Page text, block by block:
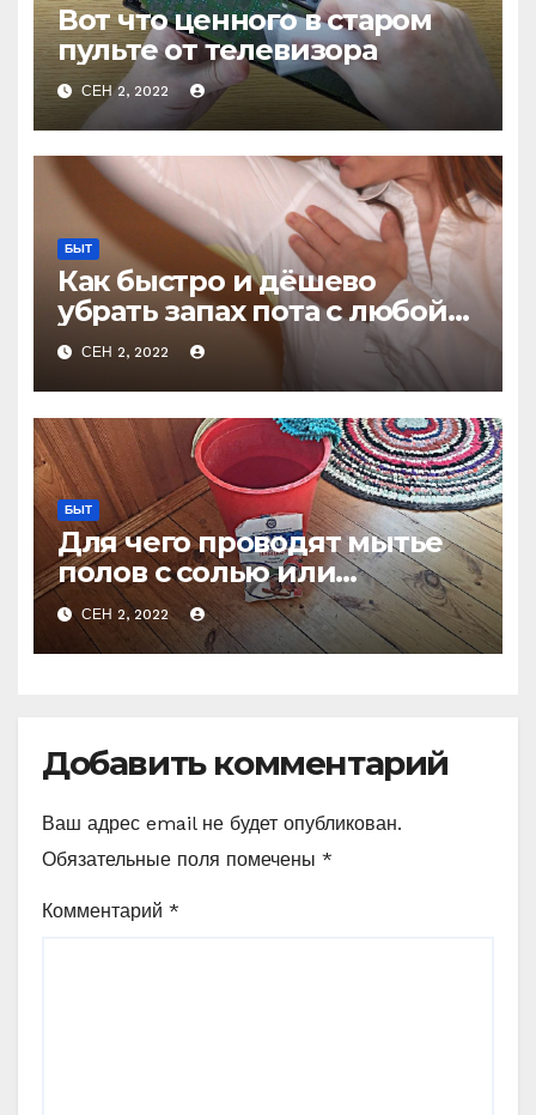
Вот что ценного в старом
пульте от телевизора
СЕН 2, 2022
БЫТ
Как быстро и дёшево
убрать запах пота с любой
одежды не стирая
СЕН 2, 2022
БЫТ
Для чего проводят мытье
полов с солью или
очевидное — невероятное
СЕН 2, 2022
Добавить комментарий
Ваш адрес email не будет опубликован.
Обязательные поля помечены *
Комментарий *